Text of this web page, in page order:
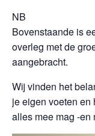
NB
Bovenstaande is
overleg met de
aangebracht.
Wij vinden het
je eigen voeten en
alles mee mag -en